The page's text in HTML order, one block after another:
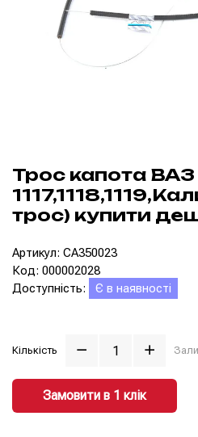
Трос капота ВАЗ
трос) купити
Артикул: CA350023
Код: 000002028
Доступність:
Є в наявності
Кількість
Замовити в 1 клiк